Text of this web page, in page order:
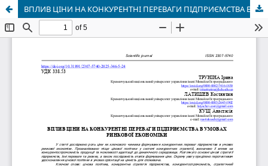
ВПЛИВ ЦІНИ НА КОНКУРЕНТНІ ПЕРЕВАГИ ПІДПРИЄМСТВА В УМОВАХ РИНКОВОЇ ЕКОНОМІКИ